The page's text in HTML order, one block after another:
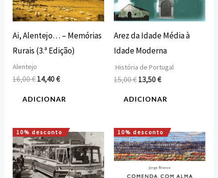
Ai, Alentejo… – Memórias
Rurais (3.ª Edição)
Alentejo
16,00€ 14,40€
ADICIONAR
Arez da Idade Média à
Idade Moderna
História de Portugal
15,00€ 13,50€
ADICIONAR
10% desconto
O
preço
original
era:
30,00 €.
O
preço
atual
é:
27,00 €.
10% desconto
O
preço
original
era:
17,00 €.
O
preço
atual
é:
15,30 €.